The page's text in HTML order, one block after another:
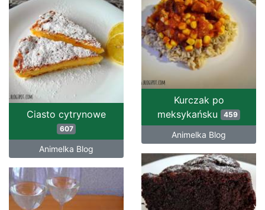
Kurczak po
meksykańsku
459
Animelka Blog
Ciasto cytrynowe
607
Animelka Blog